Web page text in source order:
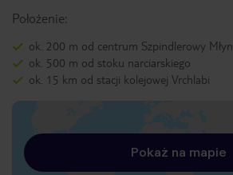
Położenie:
ok. 200 m od centrum Szpindlerowy Młyn
ok. 500 m od stoku narciarskiego
ok. 15 km od stacji kolejowej Vrchlabi
Pokaż na mapie